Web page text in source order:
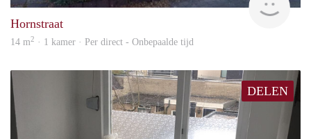
Hornstraat
14 m2 · 1 kamer · Per direct - Onbepaalde tijd
DELEN